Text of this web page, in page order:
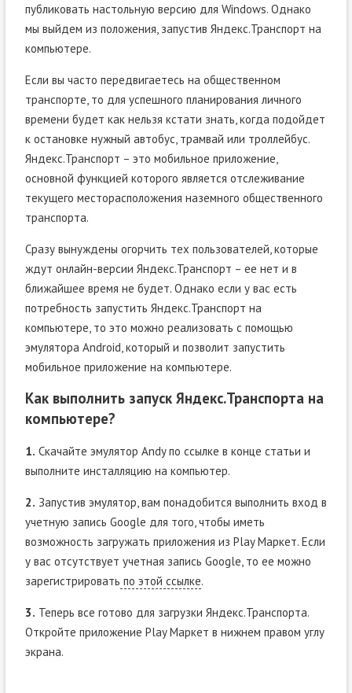
публиковать настольную версию для Windows. Однако
мы выйдем из положения, запустив Яндекс.Транспорт на
компьютере.
Если вы часто передвигаетесь на общественном
транспорте, то для успешного планирования личного
времени будет как нельзя кстати знать, когда подойдет
к остановке нужный автобус, трамвай или троллейбус.
Яндекс.Транспорт – это мобильное приложение,
основной функцией которого является отслеживание
текущего месторасположения наземного общественного
транспорта.
Сразу вынуждены огорчить тех пользователей, которые
ждут онлайн-версии Яндекс.Транспорт – ее нет и в
ближайшее время не будет. Однако если у вас есть
потребность запустить Яндекс.Транспорт на
компьютере, то это можно реализовать с помощью
эмулятора Android, который и позволит запустить
мобильное приложение на компьютере.
Как выполнить запуск Яндекс.Транспорта на
компьютере?
1. Скачайте эмулятор Andy по ссылке в конце статьи и
выполните инсталляцию на компьютер.
2. Запустив эмулятор, вам понадобится выполнить вход в
учетную запись Google для того, чтобы иметь
возможность загружать приложения из Play Маркет. Если
у вас отсутствует учетная запись Google, то ее можно
зарегистрировать по этой ссылке.
3. Теперь все готово для загрузки Яндекс.Транспорта.
Откройте приложение Play Маркет в нижнем правом углу
экрана.